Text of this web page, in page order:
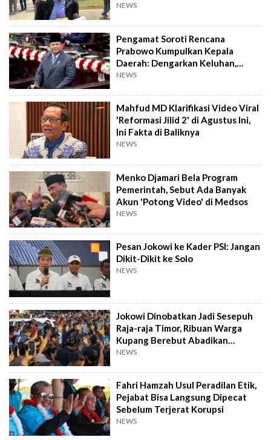
NEWS
Pengamat Soroti Rencana
Prabowo Kumpulkan Kepala
Daerah: Dengarkan Keluhan,
Jangan Cuma Beri Arahan
NEWS
Mahfud MD Klarifikasi Video Viral
'Reformasi Jilid 2' di Agustus Ini,
Ini Fakta di Baliknya
NEWS
Menko Djamari Bela Program
Pemerintah, Sebut Ada Banyak
Akun 'Potong Video' di Medsos
NEWS
Pesan Jokowi ke Kader PSI: Jangan
Dikit-Dikit ke Solo
NEWS
Jokowi Dinobatkan Jadi Sesepuh
Raja-raja Timor, Ribuan Warga
Kupang Berebut Abadikan
Momen
NEWS
Fahri Hamzah Usul Peradilan Etik,
Pejabat Bisa Langsung Dipecat
Sebelum Terjerat Korupsi
NEWS